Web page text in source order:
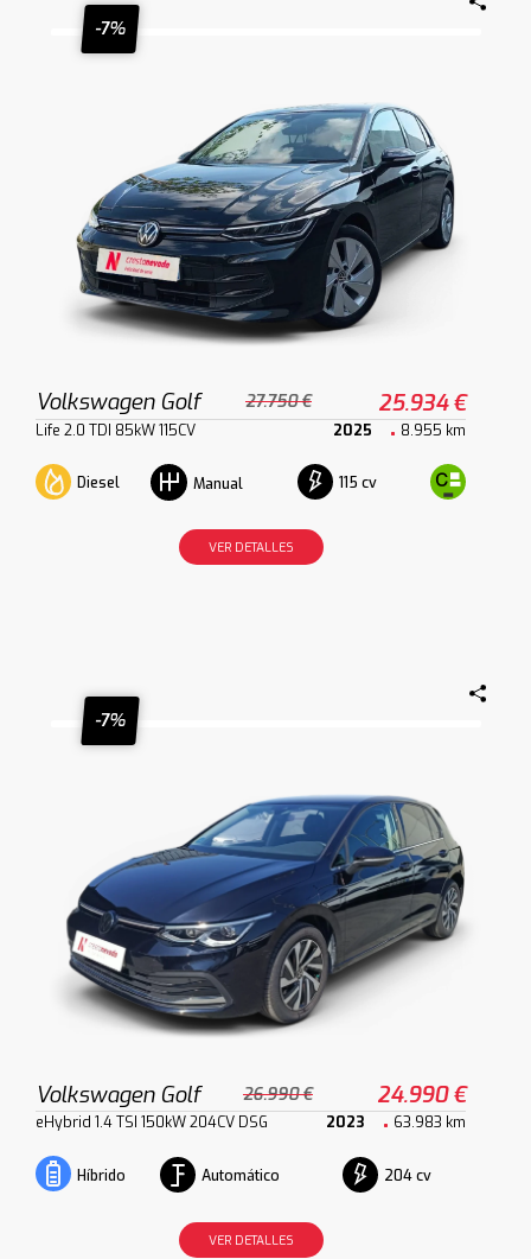
-7%
Volkswagen Golf 27.750 € 25.934 €
Life 2.0 TDI 85kW 115CV 2025 8.955 km
Diesel Manual 115 cv
VER DETALLES
-7%
Volkswagen Golf 26.990 € 24.990 €
eHybrid 1.4 TSI 150kW 204CV DSG 2023 63.983 km
Híbrido Automático 204 cv
VER DETALLES